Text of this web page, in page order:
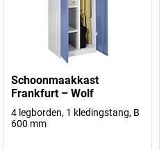
Schoonmaakkast
Frankfurt – Wolf
4 legborden, 1 kledingstang, B
600 mm